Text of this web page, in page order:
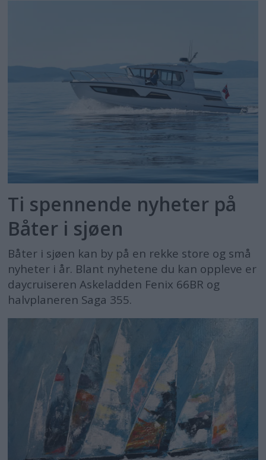
Ti spennende nyheter på
Båter i sjøen
Båter i sjøen kan by på en rekke store og små
nyheter i år. Blant nyhetene du kan oppleve er
daycruiseren Askeladden Fenix 66BR og
halvplaneren Saga 355.